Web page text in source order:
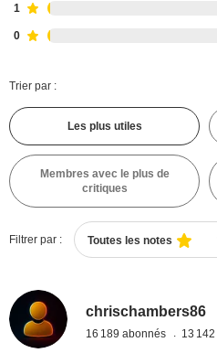
1
0
Trier par :
Les plus utiles
Membres avec le plus de
critiques
Filtrer par : Toutes les notes
chrischambers86
16 189 abonnés 13